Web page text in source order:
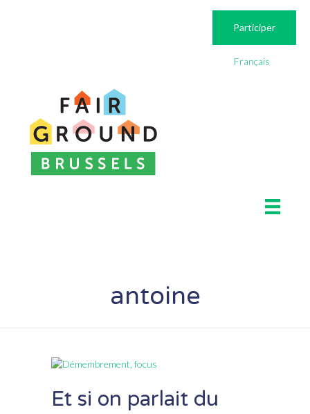
Participer
Français
antoine
Et si on parlait du